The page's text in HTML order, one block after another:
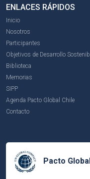
ENLACES RÁPIDOS
Inicio
Nosotros
Participantes
Objetivos de Desarrollo
Biblioteca
Memorias
SIPP
Agenda Pacto Global Chile
Contacto
Pacto